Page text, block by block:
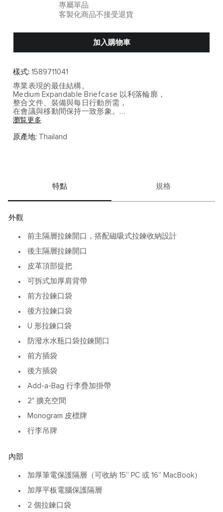
專屬單品
客製化商品不接受退貨
加入購物車
樣式: 1589711041
專業表現的最佳結構。
Medium Expandable Briefcase 以利落輪廓，
整合文件、裝備與每日行動所需，
在會議與移動間保持一致形象。
永不失焦於核心任務。
• 防磨結構延展使用壽命
ALPHA 系列建立專業節奏，
讓訊息與形象始終清晰。
瀏覧更多
原產地: Thailand
特點 規格
外觀
前主隔層拉鍊開口，搭配磁吸式拉鍊收納設計
後主隔層拉鍊開口
皮革頂部提把
可拆式加厚肩背帶
前方拉鍊口袋
後方拉鍊口袋
U 形拉鍊口袋
防潑水水瓶口袋拉鍊開口
前方插袋
後方插袋
Add-a-Bag 行李疊加掛帶
2" 擴充空間
Monogram 皮標牌
行李吊牌
內部
加厚筆電保護隔層（可收納 15” PC 或 16” MacBook）
加厚平板電腦保護隔層
2 個拉鍊口袋